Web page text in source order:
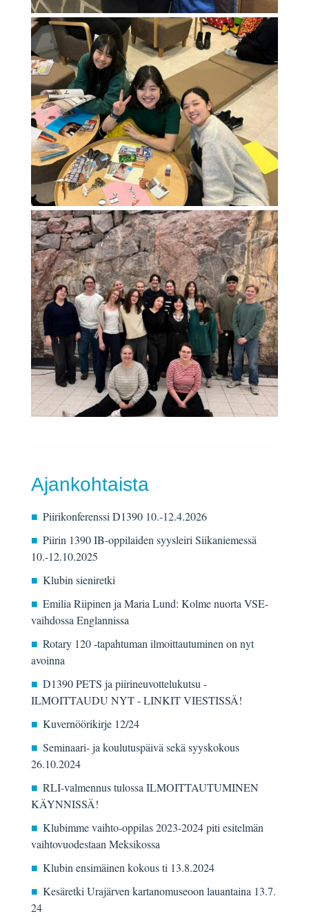
Ajankohtaista
Piirikonferenssi D1390 10.-12.4.2026
Piirin 1390 IB-oppilaiden syysleiri Siikaniemessä
10.-12.10.2025
Klubin sieniretki
Emilia Riipinen ja Maria Lund: Kolme nuorta VSE-
vaihdossa Englannissa
Rotary 120 -tapahtuman ilmoittautuminen on nyt
avoinna
D1390 PETS ja piirineuvottelukutsu -
ILMOITTAUDU NYT - LINKIT VIESTISSÄ!
Kuvernöörikirje 12/24
Seminaari- ja koulutuspäivä sekä syyskokous
26.10.2024
RLI-valmennus tulossa ILMOITTAUTUMINEN
KÄYNNISSÄ!
Klubimme vaihto-oppilas 2023-2024 piti esitelmän
vaihtovuodestaan Meksikossa
Klubin ensimäinen kokous ti 13.8.2024
Kesäretki Urajärven kartanomuseoon lauantaina 13.7.
24